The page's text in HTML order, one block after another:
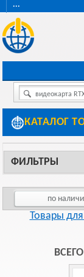
···
видеокарта
КАТАЛОГ
ФИЛЬТРЫ
по
Товары